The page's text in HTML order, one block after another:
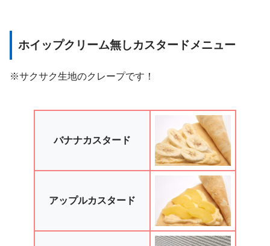
ホイップクリーム無しカスタードメニュー
※サクサク生地のクレープです！
バナナカスタード
アップルカスタード